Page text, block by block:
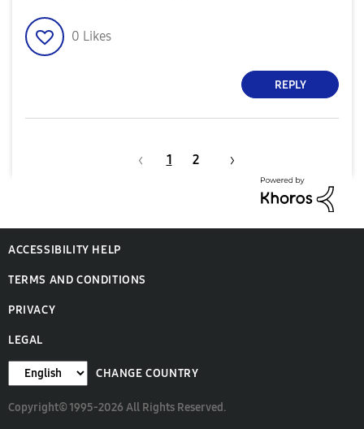
0 Likes
REPLY
1 2
ACCESSIBILITY HELP
TERMS AND CONDITIONS
PRIVACY
LEGAL
CHANGE COUNTRY
Copyright© 1995-2026 All Rights Reserved.